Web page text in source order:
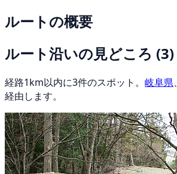
ルートの概要
ルート沿いの見どころ (3)
経路1km以内に3件のスポット。 岐阜県、
経由します。